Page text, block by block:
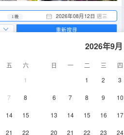
2026年08月12日 週三
1 晚
五
六
1
7 8
14 15
21 22
2026年9月
日 一 二 三
四
1
2 3
6 7 8 9 10
13 14 15 16 17
20 21 22 23 24
重新搜尋
225㎡ 空調